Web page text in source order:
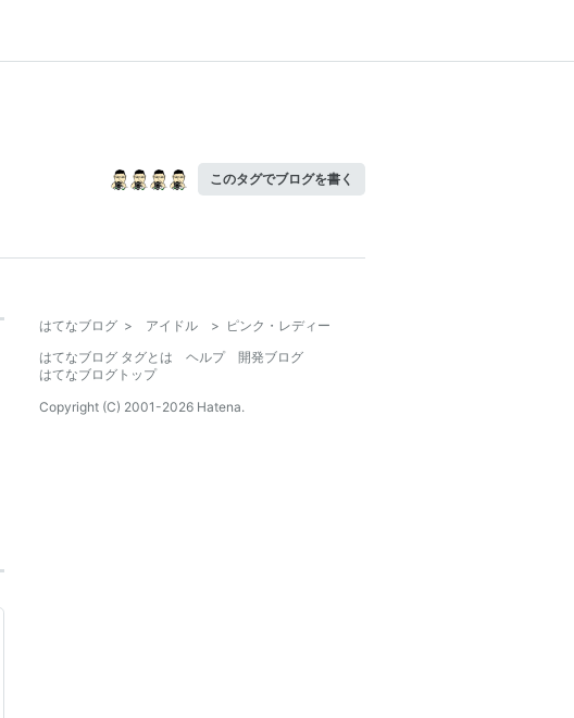
このタグでブログを書く
はてなブログ > アイドル > ピンク・レディー
はてなブログ タグとは
ヘルプ
開発ブログ
はてなブログトップ
Copyright (C) 2001-2026 Hatena.